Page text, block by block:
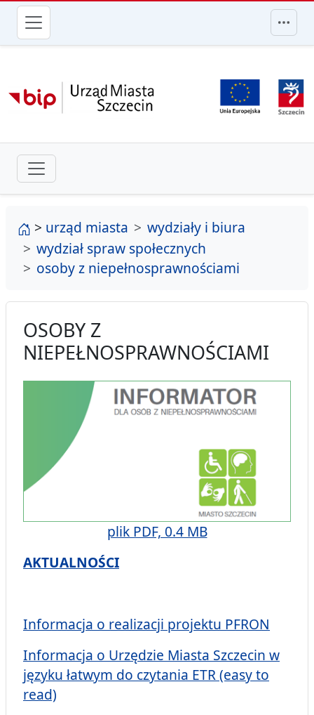
przejdź do głównego menu
strona główna
> urząd miasta
wydziały i biura
wydział spraw społecznych
osoby z niepełnosprawnościami
OSOBY Z
NIEPEŁNOSPRAWNOŚCIAMI
plik PDF, 0.4 MB
AKTUALNOŚCI
Informacja o realizacji projektu PFRON
Informacja o Urzędzie Miasta Szczecin w
języku łatwym do czytania ETR (easy to
read)